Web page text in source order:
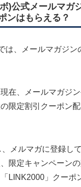
)公式メールマガ
ンはもらえる？
は、メールマガジン
在、メールマガジ
限定割引クーポン
、メルマガに登録し
限定キャンペーン
LINK2000」クーポ